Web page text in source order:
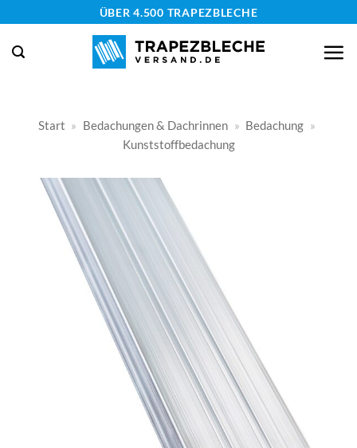
springen
ÜBER 4.500 TRAPEZBLECHE
Start » Bedachungen & Dachrinnen » Bedachung »
Kunststoffbedachung